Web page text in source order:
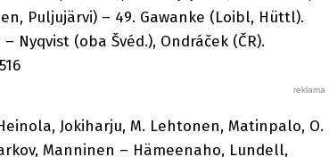
Puljujärvi) – 49. Gawanke (Loibl, Hüttl).
Nyqvist (oba Švéd.), Ondráček (ČR).
Jokiharju, M. Lehtonen, Matinpalo, O.
Manninen – Hämeenaho, Lundell,